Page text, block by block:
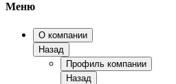
Меню
О компании
Назад
Профиль компании
Назад